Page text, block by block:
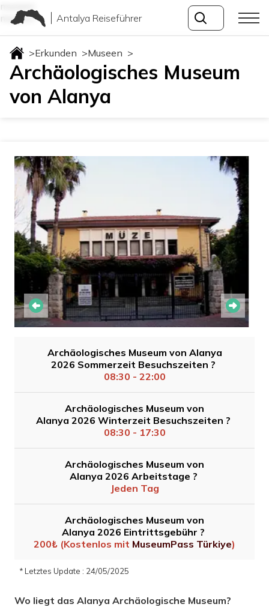
museen
museen
Antalya Reiseführer
>Erkunden >Museen >
Archäologisches Museum
von Alanya
Archäologisches Museum von Alanya
2026 Sommerzeit Besuchszeiten ?
08:30 - 22:00
Archäologisches Museum von
Alanya 2026 Winterzeit Besuchszeiten ?
08:30 - 17:30
Archäologisches Museum von
Alanya 2026 Arbeitstage ?
Jeden Tag
Archäologisches Museum von
Alanya 2026 Eintrittsgebühr ?
200₺ (Kostenlos mit MuseumPass Türkiye)
* Letztes Update : 24/05/2025
Wo liegt das Alanya Archäologische Museum?